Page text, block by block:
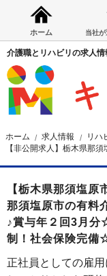
ホーム 当社
介護職とリハビリの求人情
ホーム 求人情報 リハ
【栃木県那須塩
那須塩原市の有料
♪賞与年２回3月分
制！社会保険完備
正社員としての雇用